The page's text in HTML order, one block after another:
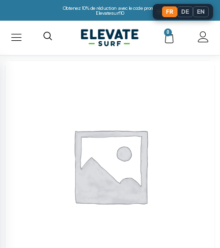
Obtenez 10% de réduction avec le code promo:
Elevatesurf10
0
FR DE EN